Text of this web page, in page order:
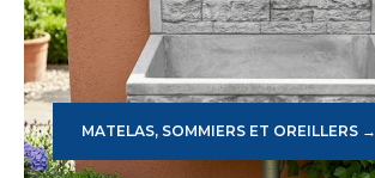
MATELAS, SOMMIERS ET OREILLERS →